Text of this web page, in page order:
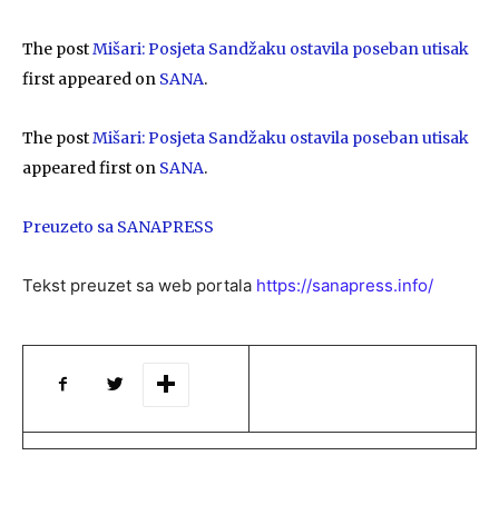
The postMišari: Posjeta Sandžaku ostavila poseban utisak
first appeared on SANA.
The postMišari: Posjeta Sandžaku ostavila poseban utisak
appeared first on SANA.
Preuzeto sa SANAPRESS
Tekst preuzet sa web portala https://sanapress.info/